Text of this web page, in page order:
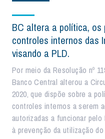
BC altera a política,
controles internos das
visando a PLD.
Por meio da Resolução nº
Banco Central alterou a
2020, que dispõe sobre a
controles internos a serem
autorizadas a funcionar
à prevenção da utilização